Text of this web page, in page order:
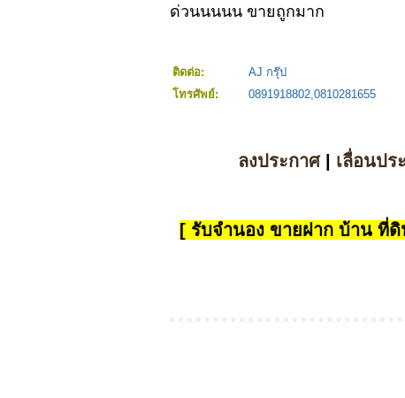
ด่วนนนนน ขายถูกมาก
ติดต่อ: AJ กรุ๊ป
โทรศัพย์:
0891918802,0810281655
ลงประกาศ| เลื่อนปร
[ รับจำนอง ขายฝาก บ้าน ที่ดิ